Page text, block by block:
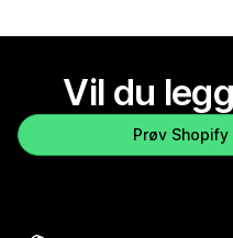
Vil du
Prøv